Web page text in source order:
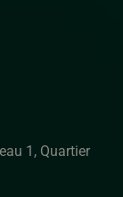
1, Quartier